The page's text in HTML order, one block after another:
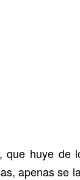
que huye de
apenas se